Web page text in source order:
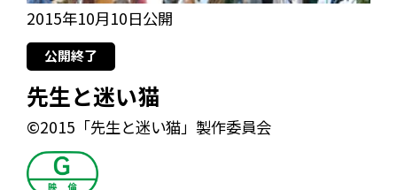
2015年10月10日公開
公開終了
先生と迷い猫
©2015「先生と迷い猫」製作委員会